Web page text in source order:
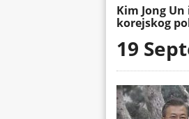
Kim Jong
korejskog
19